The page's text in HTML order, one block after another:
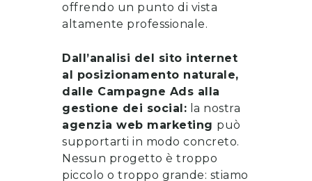
offrendo un punto di vista
altamente professionale.
Dall’analisi del sito internet
al posizionamento naturale,
dalle Campagne Ads alla
gestione dei social: la nostra
agenzia web marketing può
supportarti in modo concreto.
Nessun progetto è troppo
piccolo o troppo grande: stiamo